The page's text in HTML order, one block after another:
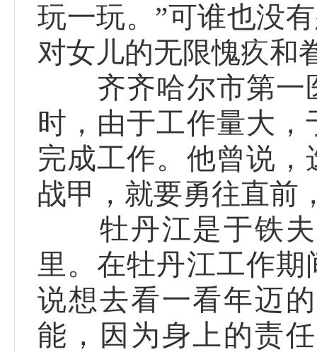
玩一玩。”可谁也没
对女儿的无限愧疚和
齐齐哈尔市第一
时，由于工作量大
完成工作。他曾说
战甲，就要勇往直前
牡丹江是于铁夫
里。在牡丹江工作
说想去看一看年迈
能，因为身上的责